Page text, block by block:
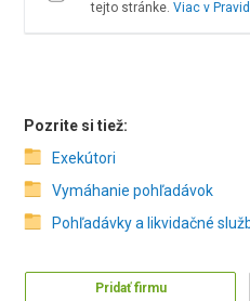
tejto stránke. Viac v
Pozrite si tiež:
Exekútori
Vymáhanie pohľadávok
Pohľadávky a likvidačné
Pridať firmu